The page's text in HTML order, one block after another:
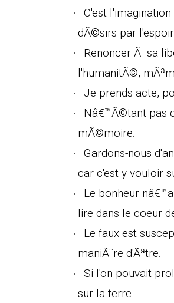
C'est
dÃ©sirs par
Renoncer Ã sa
l'humanitÃ©,
Je prends acte,
Nâ€™Ã©tant pas
mÃ©moire.
Gardons-nous
car c'est y vouloir
Le bonheur
lire dans le coeur
Le faux est
maniÃ¨re d'Ãªtre.
Si l'on pouvait
sur la terre.